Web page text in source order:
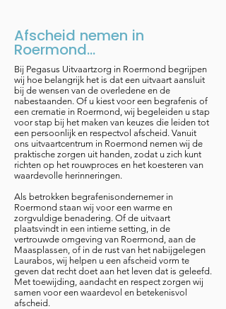
Afscheid nemen in
Roermond...
Bij Pegasus Uitvaartzorg in Roermond begrijpen
wij hoe belangrijk het is dat een uitvaart aansluit
bij de wensen van de overledene en de
nabestaanden. Of u kiest voor een begrafenis of
een crematie in Roermond, wij begeleiden u stap
voor stap bij het maken van keuzes die leiden tot
een persoonlijk en respectvol afscheid. Vanuit
ons uitvaartcentrum in Roermond nemen wij de
praktische zorgen uit handen, zodat u zich kunt
richten op het rouwproces en het koesteren van
waardevolle herinneringen.
Als betrokken begrafenisondernemer in
Roermond staan wij voor een warme en
zorgvuldige benadering. Of de uitvaart
plaatsvindt in een intieme setting, in de
vertrouwde omgeving van Roermond, aan de
Maasplassen, of in de rust van het nabijgelegen
Laurabos, wij helpen u een afscheid vorm te
geven dat recht doet aan het leven dat is geleefd.
Met toewijding, aandacht en respect zorgen wij
samen voor een waardevol en betekenisvol
afscheid.